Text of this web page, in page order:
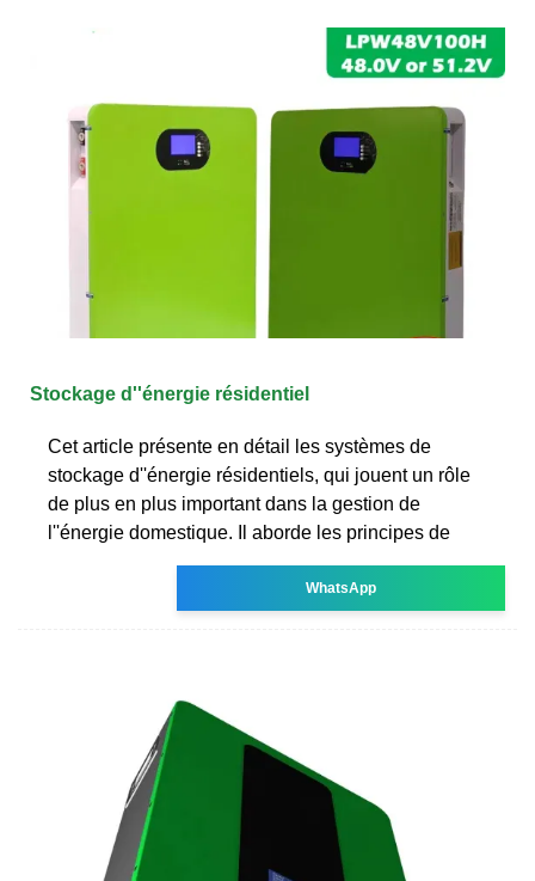
Stockage d''énergie résidentiel
Cet article présente en détail les systèmes de
stockage d''énergie résidentiels, qui jouent un rôle
de plus en plus important dans la gestion de
l''énergie domestique. Il aborde les principes de
WhatsApp